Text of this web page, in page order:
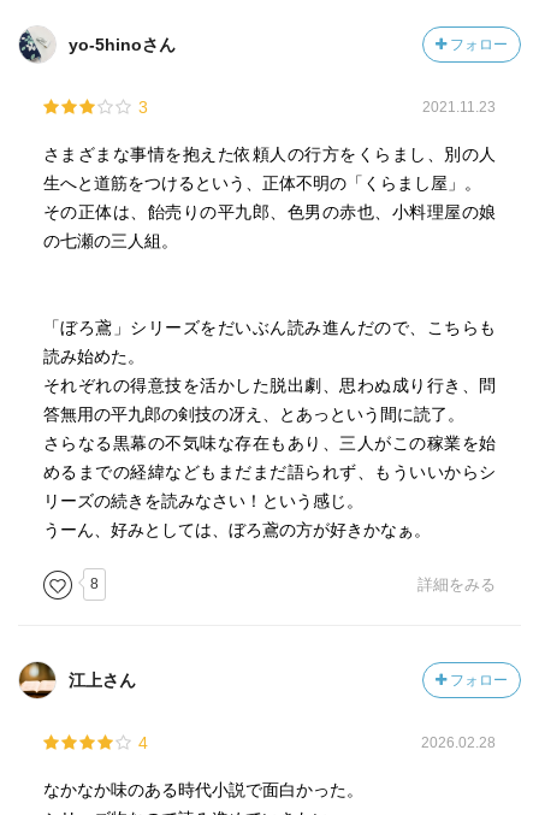
しかし、最後になってラスボス的キャラが登場。
彼らが次作で、更にはシリーズ通しての敵になっていくの
第一作ということで『くらまし屋』の面々や『くらまし
屋』が作戦会議の場所に借りてる飲み屋の店主になんだか
訳ありそうだなと匂わせている。
これから色々その辺が描かれていくのか、楽しみ。
yo-5hinoさん フォロー
3 2021.11.23
さまざまな事情を抱えた依頼人の行方をくらまし、別の人
生へと道筋をつけるという、正体不明の「くらまし屋」。
その正体は、飴売りの平九郎、色男の赤也、小料理屋の娘
の七瀬の三人組。
「ぼろ鳶」シリーズをだいぶん読み進んだので、こちらも
読み始めた。
それぞれの得意技を活かした脱出劇、思わぬ成り行き、問
答無用の平九郎の剣技の冴え、とあっという間に読了。
さらなる黒幕の不気味な存在もあり、三人がこの稼業を始
めるまでの経緯などもまだまだ語られず、もういいからシ
リーズの続きを読みなさい！という感じ。
うーん、好みとしては、ぼろ鳶の方が好きかなぁ。
8 詳細をみる
江上さん フォロー
4 2026.02.28
なかなか味のある時代小説で面白かった。